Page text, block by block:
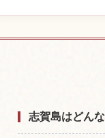
志賀島はどん